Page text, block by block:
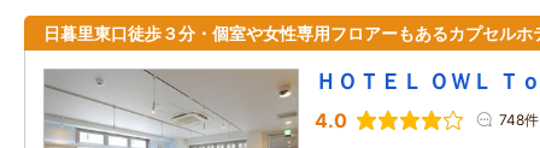
日暮里東口徒歩３分・個室や女性専用フロアーもあるカプセルホ
ＨＯＴＥＬ ＯＷＬ Ｔ
4.0 748件